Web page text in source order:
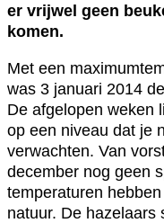
er vrijwel geen
komen.
Met een
was 3 januari 2014
De afgelopen weken
op een niveau dat je
verwachten. Van
december nog geen
temperaturen
natuur. De hazelaars